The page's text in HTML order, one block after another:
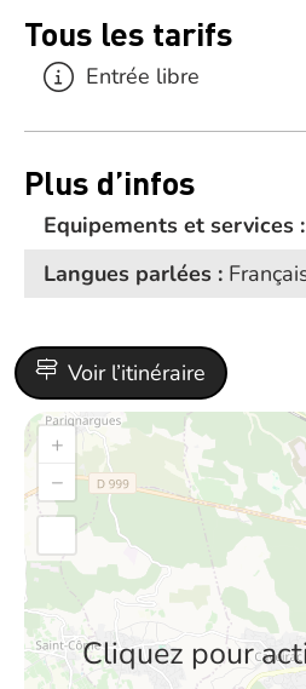
Tous les tarifs
Entrée libre
Plus d’infos
Equipements et services :
Langues parlées :
Voir l’itinéraire
Cliquez pour
+
−